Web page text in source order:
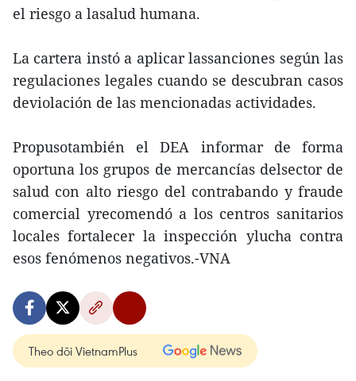
el riesgo a lasalud humana.
La cartera instó a aplicar lassanciones según las
regulaciones legales cuando se descubran casos
deviolación de las mencionadas actividades.
Propusotambién el DEA informar de forma
oportuna los grupos de mercancías delsector de
salud con alto riesgo del contrabando y fraude
comercial yrecomendó a los centros sanitarios
locales fortalecer la inspección ylucha contra
esos fenómenos negativos.-VNA
Theo dõi VietnamPlus